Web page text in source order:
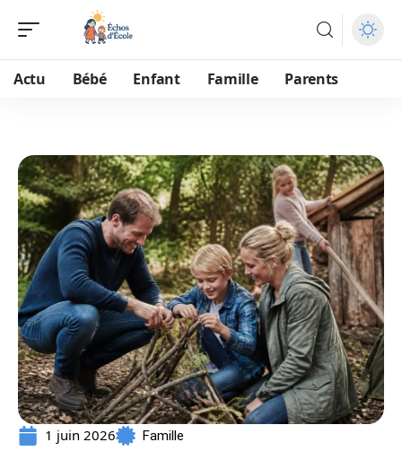
Actu Bébé Enfant Famille Parents
1 juin 2026 Famille